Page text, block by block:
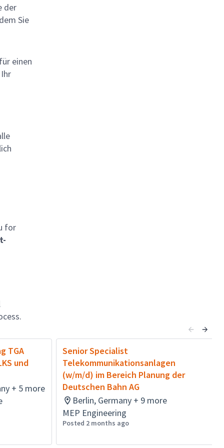
der
Sie
einen
for
TGA
und
+ 5 more
Senior Specialist
Telekommunikationsanlagen
(w/m/d) im Bereich Planung der
Deutschen Bahn AG
Berlin, Germany + 9 more
MEP Engineering
Posted 2 months ago